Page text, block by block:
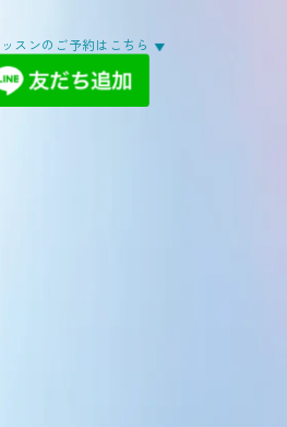
スンのご予約はこちら